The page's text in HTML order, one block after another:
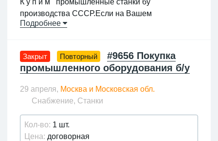
производства СССР.Если на Вашем
предприятии имеется металлообрабатывающее
Подробнее
Закрыт Повторный
#9656 Покупка
промышленного оборудования б/у
29 апреля, Москва и Московская обл.
Снабжение, Станки
Кол-во: 1 шт.
Цена: договорная